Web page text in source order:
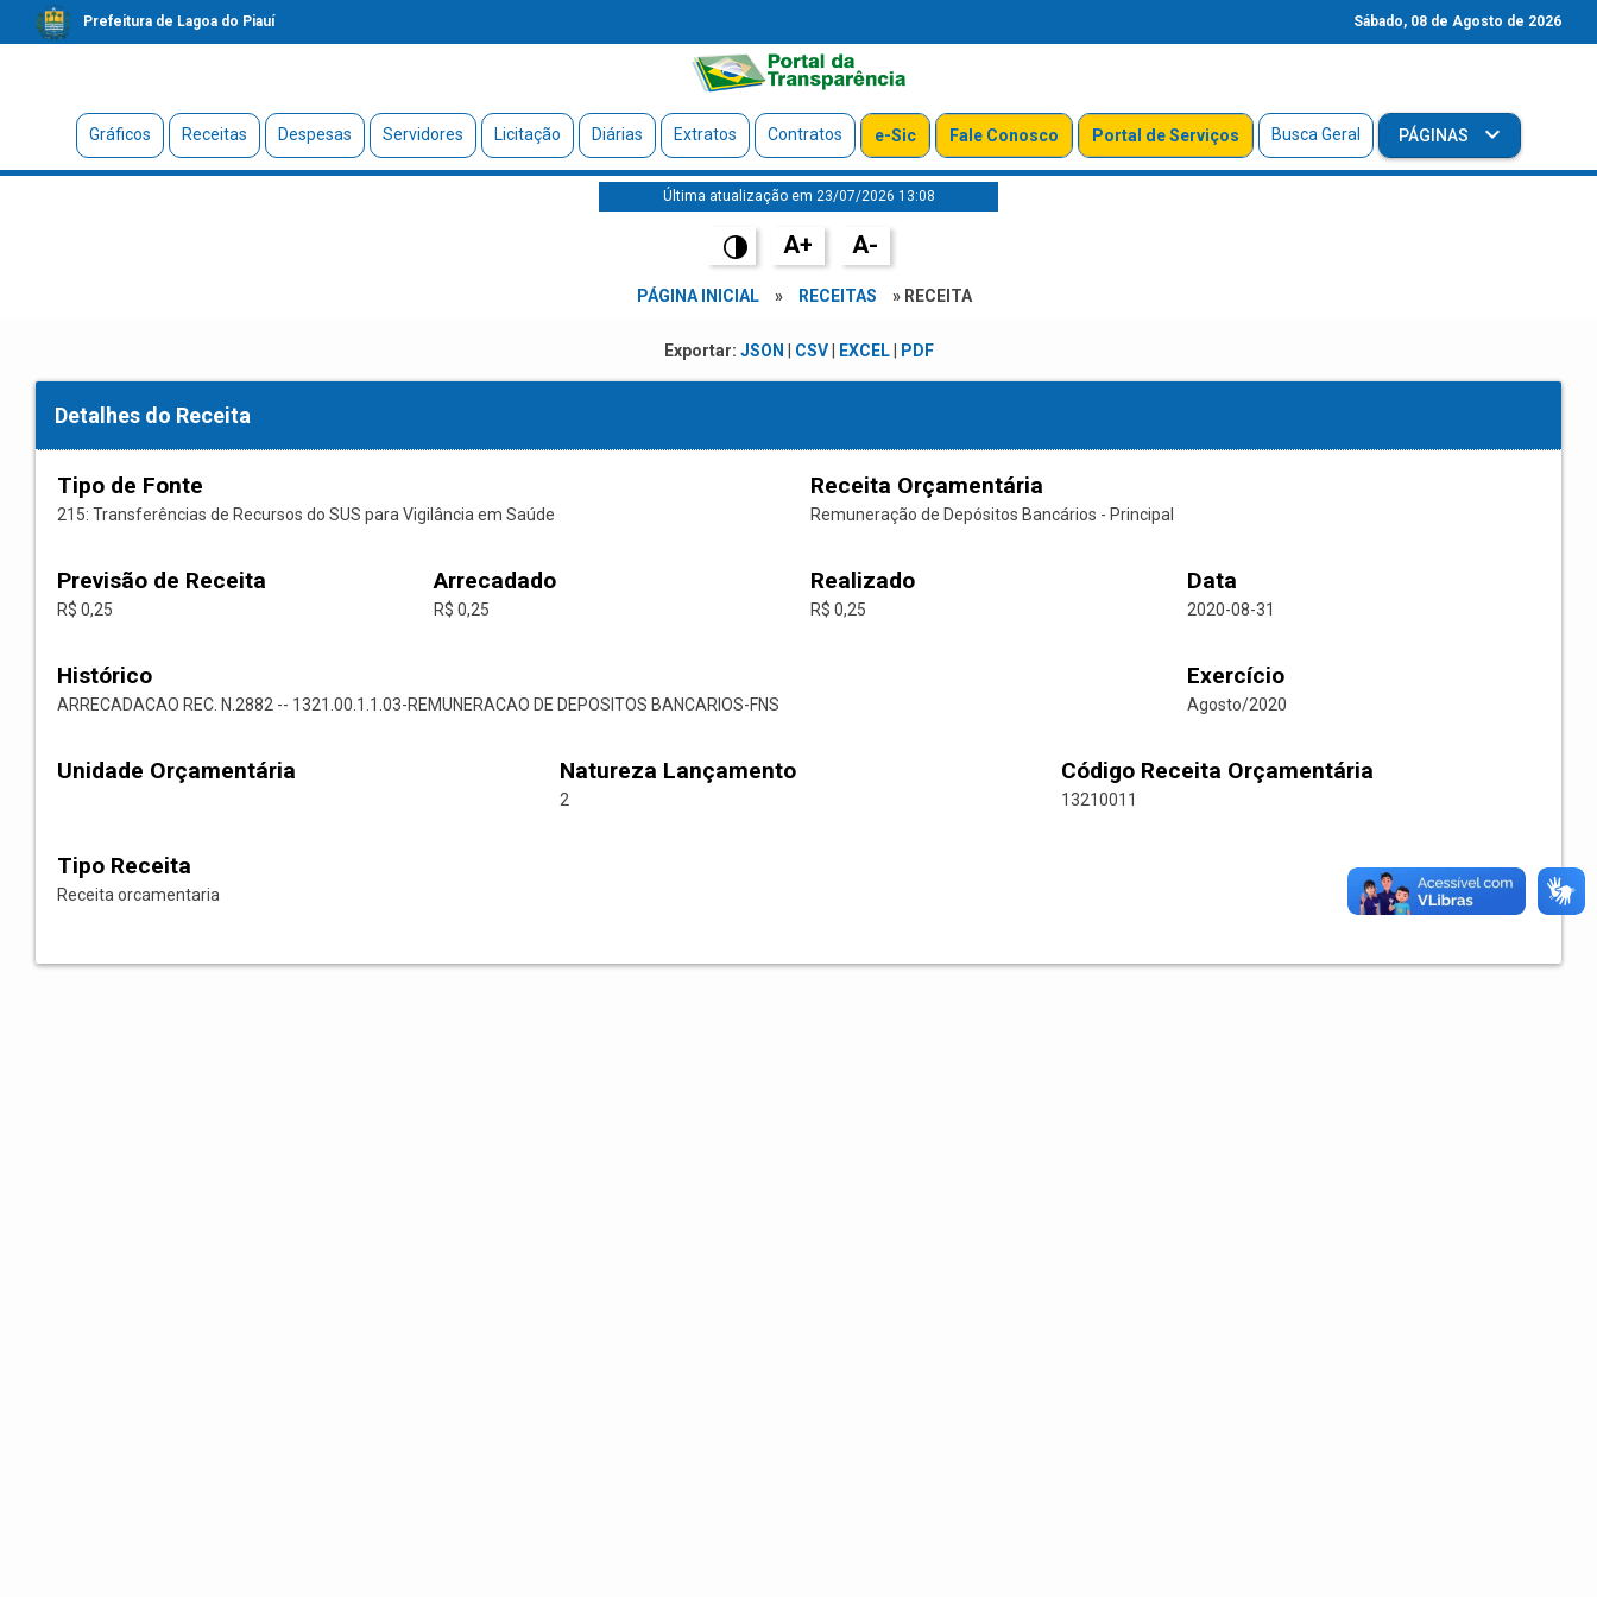
Prefeitura de Lagoa do Piauí Sábado, 08 de Agosto de 2026
Gráficos Receitas Despesas Servidores Licitação Diárias Extratos Contratos e-Sic Fale Conosco Portal de Serviços Busca Geral PÁGINAS
Última atualização em 23/07/2026 13:08
A+ A-
PÁGINA INICIAL » RECEITAS » RECEITA
Exportar: JSON CSV| EXCEL| PDF
Detalhes do Receita
Tipo de Fonte
215: Transferências de Recursos do SUS para Vigilância em Saúde
Receita Orçamentária
Remuneração de Depósitos Bancários - Principal
Previsão de Receita
R$ 0,25
Arrecadado
R$ 0,25
Realizado
R$ 0,25
Data
2020-08-31
Histórico
ARRECADACAO REC. N.2882 -- 1321.00.1.1.03-REMUNERACAO DE DEPOSITOS BANCARIOS-FNS
Exercício
Agosto/2020
Unidade Orçamentária Natureza Lançamento
2
Código Receita Orçamentária
13210011
Tipo Receita
Receita orcamentaria